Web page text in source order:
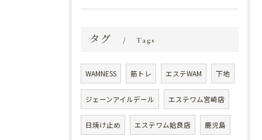
タグ Tags
WAMNESS 筋トレ エステWAM 下地
ジェーンアイルデール エステワム宮崎店
日焼け止め エステワム姶良店 鹿児島